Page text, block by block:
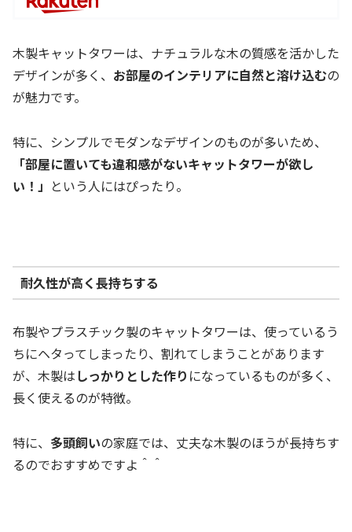
木製キャットタワーは、ナチュラルな木の質感を活かした
デザインが多く、 お部屋のインテリアに自然と溶け込むの
が魅力です。
特に、シンプルでモダンなデザインのものが多いため、
「部屋に置いても違和感がないキャットタワーが欲し
い！」 という人にはぴったり。
耐久性が高く長持ちする
布製やプラスチック製のキャットタワーは、使っているう
ちにヘタってしまったり、割れてしまうことがあります
が、木製はしっかりとした作り になっているものが多く、
長く使えるのが特徴。
特に、 多頭飼いの家庭では、丈夫な木製のほうが長持ちす
るのでおすすめですよ＾＾